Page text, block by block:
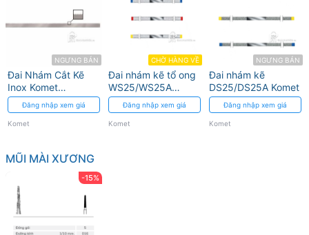
NGƯNG BÁN
Đai Nhám Cắt Kẽ
Inox Komet
9816.000 - 6mm x
150mm
Đăng nhập xem giá
Komet
CHỜ HÀNG VỀ
Đai nhám kẽ tổ ong
WS25/WS25A
KometĐăng nhập xem giá
Komet
NGƯNG BÁN
Đai nhám kẽ
DS25/DS25A Komet
Đăng nhập xem giá
Komet
MŨI MÀI XƯƠNG
-15%